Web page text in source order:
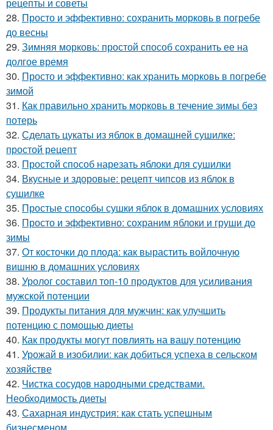
28. Просто и эффективно: сохранить морковь в погребе
до весны
29. Зимняя морковь: простой способ сохранить ее на
долгое время
30. Просто и эффективно: как хранить морковь в погребе
зимой
31. Как правильно хранить морковь в течение зимы без
потерь
32. Сделать цукаты из яблок в домашней сушилке:
простой рецепт
33. Простой способ нарезать яблоки для сушилки
34. Вкусные и здоровые: рецепт чипсов из яблок в
сушилке
35. Простые способы сушки яблок в домашних условиях
36. Просто и эффективно: сохраним яблоки и груши до
зимы
37. От косточки до плода: как вырастить войлочную
вишню в домашних условиях
38. Уролог составил топ-10 продуктов для усиливания
мужской потенции
39. Продукты питания для мужчин: как улучшить
потенцию с помощью диеты
40. Как продукты могут повлиять на вашу потенцию
41. Урожай в изобилии: как добиться успеха в сельском
хозяйстве
42. Чистка сосудов народными средствами.
Необходимость диеты
43. Сахарная индустрия: как стать успешным